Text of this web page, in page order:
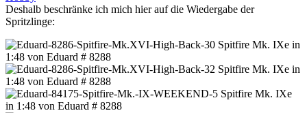
Deshalb beschränke ich mich hier auf die Wiedergabe der
Spritzlinge: